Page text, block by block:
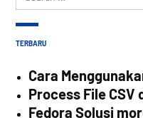
for:
TERBARU
Cara
Process File CSV
Fedora Solusi